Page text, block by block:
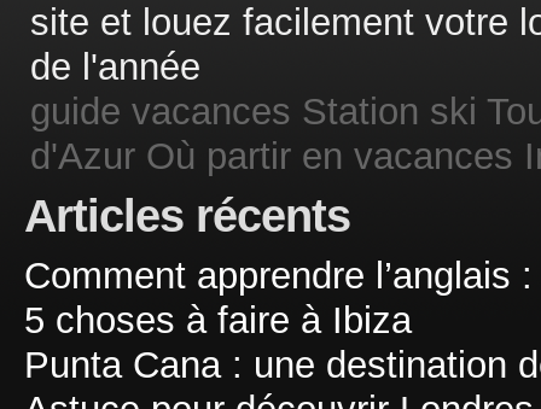
site et louez facilement votre
de l'année
guide vacances Station ski
d'Azur Où partir en vacances
Articles récents
Comment apprendre l’anglais
5 choses à faire à Ibiza
Punta Cana : une destination